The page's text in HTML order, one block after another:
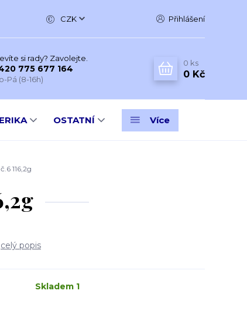
CZK Přihlášení
si rady? Zavolejte.
775 677 164
Pá (8-16h)
0 ks
0 Kč
OSTATNÍ Více
116,2g
celý popis
Skladem 1